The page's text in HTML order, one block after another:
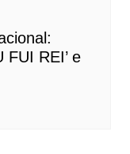
FUI REI’ e